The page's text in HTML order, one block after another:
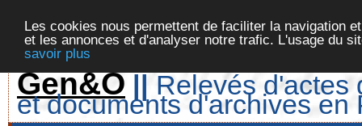
Les cookies nous permettent de faciliter la navigation
et les annonces et d'analyser notre trafic. L'usage du
savoir plus
Gen&O || Relevés d'actes
et documents d'archives en